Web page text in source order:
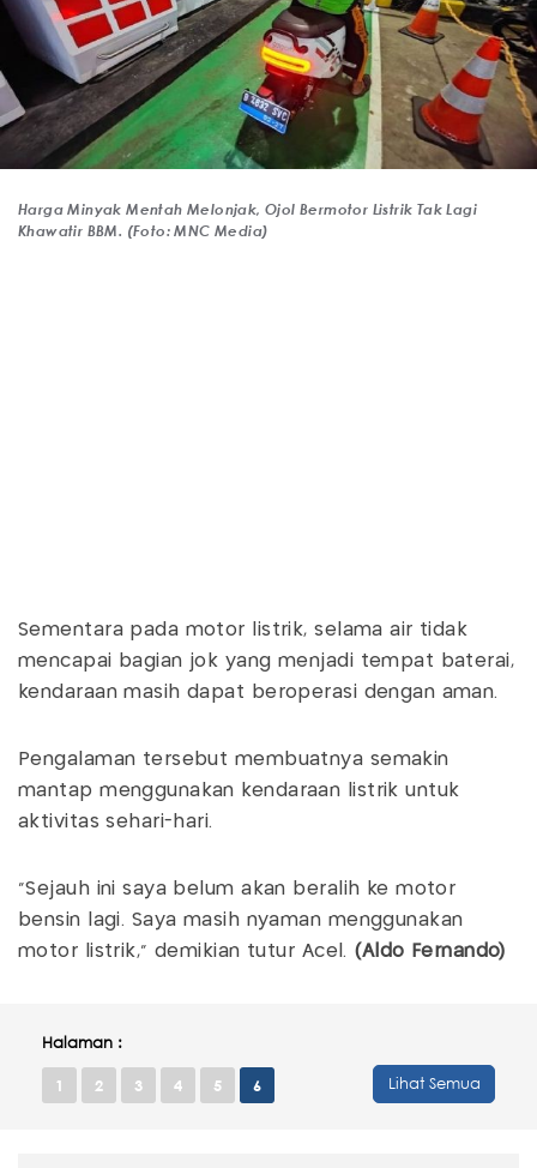
Harga Minyak Mentah Melonjak, Ojol Bermotor Listrik Tak Lagi
Khawatir BBM. (Foto: MNC Media)
Sementara pada motor listrik, selama air tidak
mencapai bagian jok yang menjadi tempat baterai,
kendaraan masih dapat beroperasi dengan aman.
Pengalaman tersebut membuatnya semakin
mantap menggunakan kendaraan listrik untuk
aktivitas sehari-hari.
“Sejauh ini saya belum akan beralih ke motor
bensin lagi. Saya masih nyaman menggunakan
motor listrik,” demikian tutur Acel. (Aldo Fernando)
Halaman :
1 2 3 4 5 6 Lihat Semua